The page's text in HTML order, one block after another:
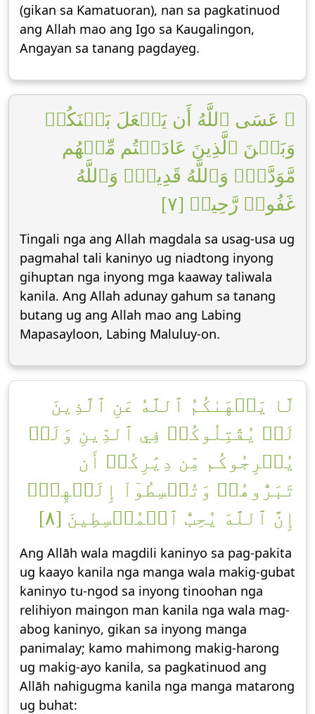
(gikan sa Kamatuoran), nan sa pagkatinuod
ang Allah mao ang Igo sa Kaugalingon,
Angayan sa tanang pagdayeg.
۞ عَسَى ٱللَّهُ أَن يَجۡعَلَ بَيۡنَكُمۡ
وَبَيۡنَ ٱلَّذِينَ عَادَيۡتُم مِّنۡهُم
مَّوَدَّةٗۚ وَٱللَّهُ قَدِيرٞۚ وَٱللَّهُ
غَفُورٞ رَّحِيمٞ [٧]
Tingali nga ang Allah magdala sa usag-usa ug
pagmahal tali kaninyo ug niadtong inyong
gihuptan nga inyong mga kaaway taliwala
kanila. Ang Allah adunay gahum sa tanang
butang ug ang Allah mao ang Labing
Mapasayloon, Labing Maluluy-on.
لَّا يَنۡهَىٰكُمُ ٱللَّهُ عَنِ ٱلَّذِينَ
لَمۡ يُقَٰتِلُوكُمۡ فِي ٱلدِّينِ وَلَمۡ
يُخۡرِجُوكُم مِّن دِيَٰرِكُمۡ أَن
تَبَرُّوهُمۡ وَتُقۡسِطُوٓاْ إِلَيۡهِمۡۚ
إِنَّ ٱللَّهَ يُحِبُّ ٱلۡمُقۡسِطِينَ [٨]
Ang Allāh wala magdili kaninyo sa pag-pakita
ug kaayo kanila nga manga wala makig-gubat
kaninyo tu-ngod sa inyong tinoohan nga
relihiyon maingon man kanila nga wala mag-
abog kaninyo, gikan sa inyong manga
panimalay; kamo mahimong makig-harong
ug makig-ayo kanila, sa pagkatinuod ang
Allāh nahigugma kanila nga manga matarong
ug buhat: